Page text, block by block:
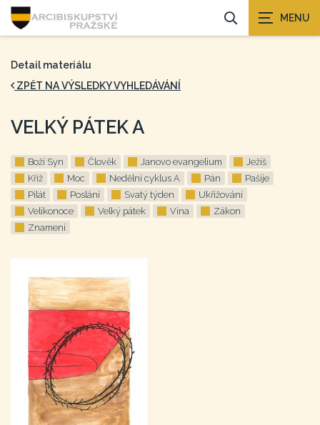
Detail materiálu
ZPĚT NA VÝSLEDKY VYHLEDÁVÁNÍ
VELKÝ PÁTEK A
Boží Syn Člověk Janovo evangelium
Ježíš
Kříž
Moc Nedělní cyklus A Pán
Pašije
Pilát
Poslání Svatý týden
Ukřižování
Velikonoce
Velký pátek Vina
Zákon
Znamení